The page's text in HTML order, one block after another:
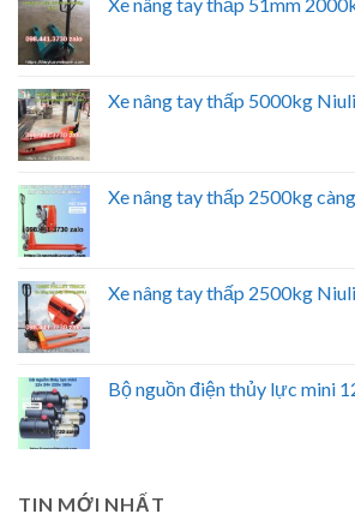
Xe nâng tay thấp 51mm
Xe nâng tay thấp 5000kg Niuli
Xe nâng tay thấp 2500kg
Xe nâng tay thấp 2500kg Niuli
Bộ nguồn điện thủy lực mini
TIN MỚI NHẤT